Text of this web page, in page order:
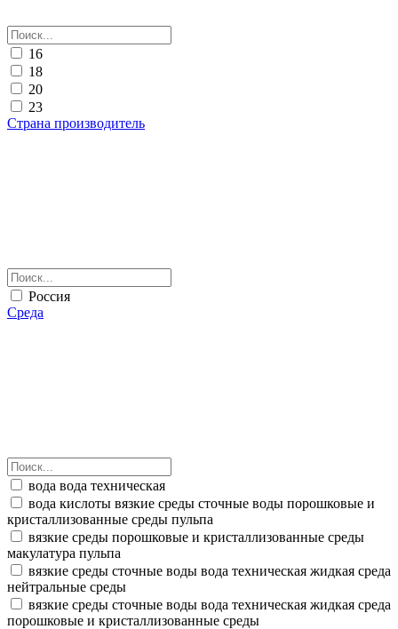
16
18
20
23
Страна производитель
Россия
Среда
вода вода техническая
вода кислоты вязкие среды сточные воды порошковые и
кристаллизованные среды пульпа
вязкие среды порошковые и кристаллизованные среды
макулатура пульпа
вязкие среды сточные воды вода техническая жидкая среда
нейтральные среды
вязкие среды сточные воды вода техническая жидкая среда
порошковые и кристаллизованные среды